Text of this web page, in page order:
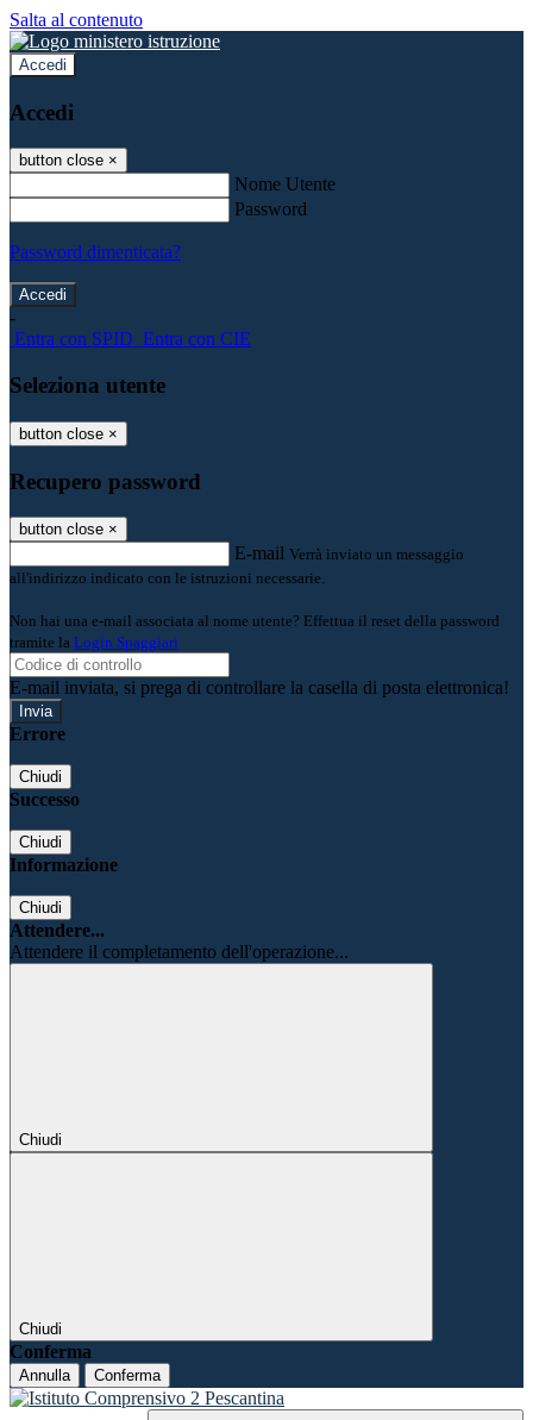
Salta al contenuto
Accedi
Accedi
button close ×
Nome Utente
Password
Password dimenticata?
-
Entra con SPID Entra con CIE
Seleziona utente
button close ×
Recupero password
button close ×
E-mail Verrà inviato un messaggio
all'indirizzo indicato con le istruzioni necessarie.
Non hai una e-mail associata al nome utente? Effettua il reset della password
tramite la Login Spaggiari
E-mail inviata, si prega di controllare la casella di posta elettronica!
Errore
Chiudi
Successo
Chiudi
Informazione
Chiudi
Attendere...
Attendere il completamento dell'operazione...
Chiudi
Chiudi
Conferma
Annulla Conferma